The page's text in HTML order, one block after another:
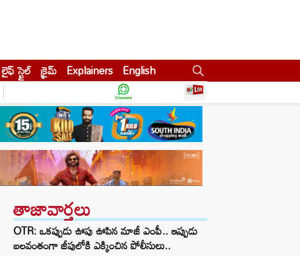
లైఫ్ స్టైల్ క్రైమ్ Explainers English
తాజావార్తలు
OTR: ఒకప్పుడు ఊపు ఊపిన మాజీ ఎంపీ.. ఇప్పుడు
బలవంతంగా జీపులోకి ఎక్కించిన పోలీసులు..